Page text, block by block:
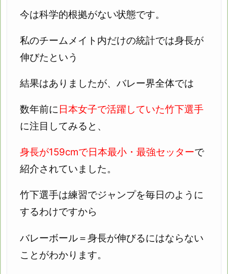
今は科学的根拠がない状態です。
私のチームメイト内だけの統計では身長が
伸びたという
結果はありましたが、 バレー界全体では
数年前に日本女子で活躍していた竹下選手
に注目してみると、
身長が159cmで日本最小・最強セッターで
紹介されていました。
竹下選手は練習でジャンプを毎日のように
するわけですから
バレーボール＝身長が伸びるにはならない
ことがわかります。